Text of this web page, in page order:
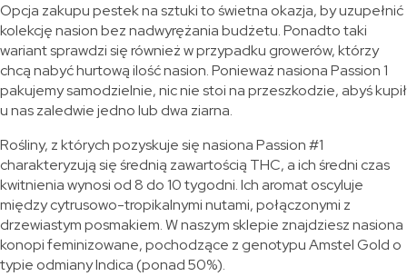
Opcja zakupu pestek na sztuki to świetna okazja, by uzupełnić
kolekcję nasion bez nadwyrężania budżetu. Ponadto taki
wariant sprawdzi się również w przypadku growerów, którzy
chcą nabyć hurtową ilość nasion. Ponieważ nasiona Passion 1
pakujemy samodzielnie, nic nie stoi na przeszkodzie, abyś kupił
u nas zaledwie jedno lub dwa ziarna.
Rośliny, z których pozyskuje się nasiona Passion #1
charakteryzują się średnią zawartością THC, a ich średni czas
kwitnienia wynosi od 8 do 10 tygodni. Ich aromat oscyluje
między cytrusowo-tropikalnymi nutami, połączonymi z
drzewiastym posmakiem. W naszym sklepie znajdziesz nasiona
konopi feminizowane, pochodzące z genotypu Amstel Gold o
typie odmiany Indica (ponad 50%).